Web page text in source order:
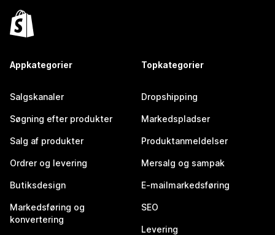
Appkategorier
Salgskanaler
Søgning efter produkter
Salg af produkter
Ordrer og levering
Butiksdesign
Markedsføring og
konvertering
Topkategorier
Dropshipping
Markedspladser
Produktanmeldelser
Mersalg og sampak
E-mailmarkedsføring
SEO
Levering